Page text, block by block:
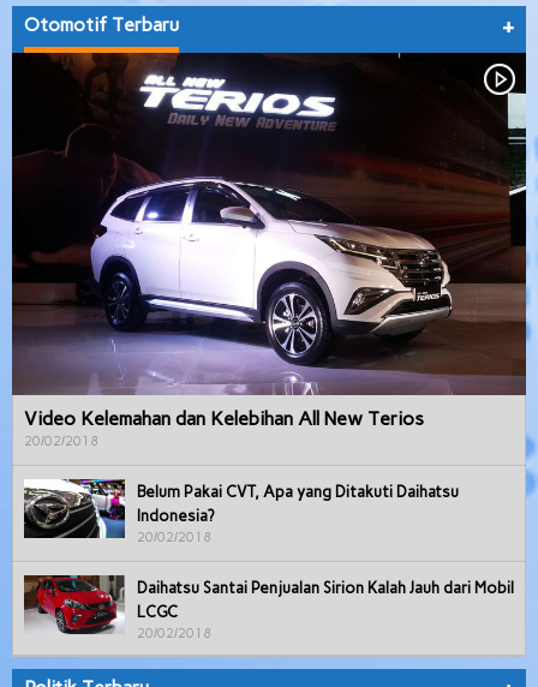
Otomotif Terbaru +
Video Kelemahan dan Kelebihan All New Terios
20/02/2018
Belum Pakai CVT, Apa yang Ditakuti Daihatsu
Indonesia?
20/02/2018
Daihatsu Santai Penjualan Sirion Kalah Jauh dari Mobil
LCGC
20/02/2018